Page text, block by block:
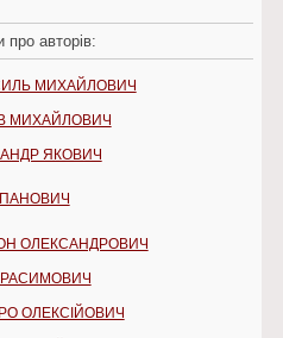
про авторів:
МИХАЙЛОВИЧ
МИХАЙЛОВИЧ
ЯКОВИЧ
ОЛЕКСАНДРОВИЧ
ОЛЕКСІЙОВИЧ